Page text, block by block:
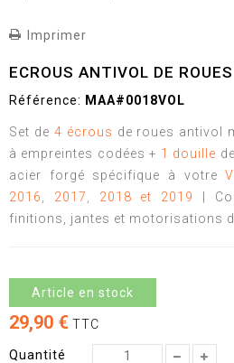
Imprimer
ECROUS ANTIVOL DE
Référence: MAA#0018VOL
Set de 4 écrous de roues antivol
à empreintes codées + 1 douille
acier forgé spécifique à votre
2016, 2017, 2018 et 2019
|
finitions, jantes et motorisations
Article en stock
29,90 € TTC
Quantité